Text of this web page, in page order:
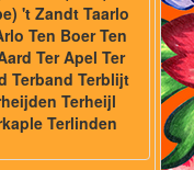
't Zandt Taarlo
Ten Boer Ten
Ter Apel Ter
Terband Terblijt
Terheijl
Terlinden